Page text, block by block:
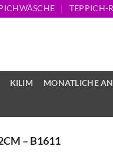
TEPPICH-
KILIM MONATLICHE
– B1611